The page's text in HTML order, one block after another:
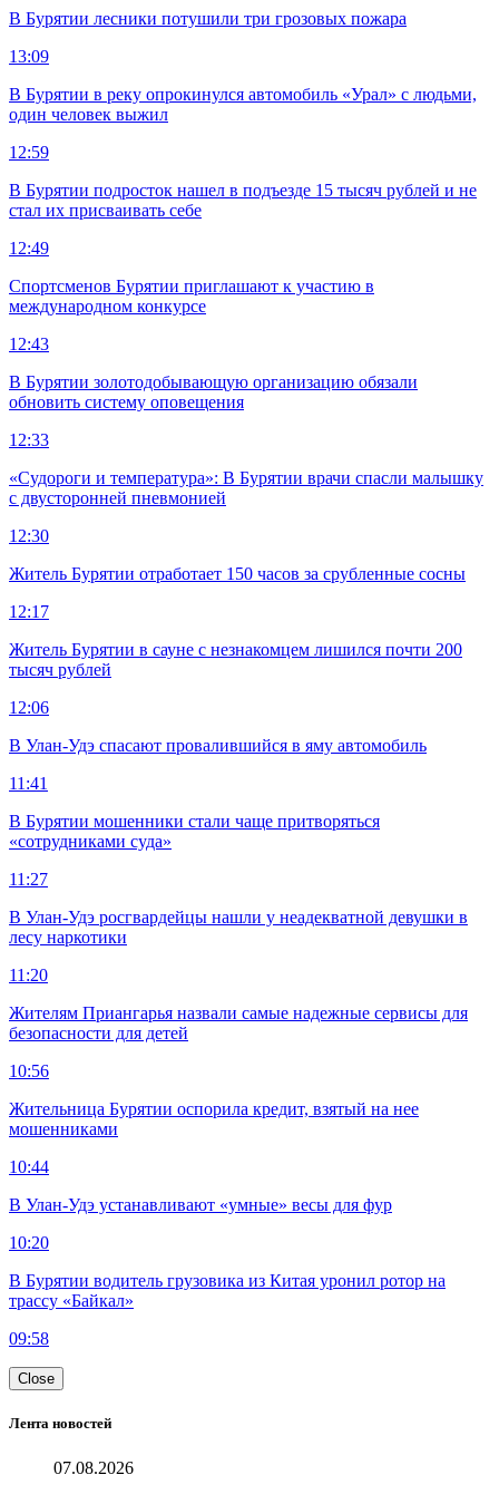
В Бурятии лесники потушили три грозовых пожара
13:09
В Бурятии в реку опрокинулся автомобиль «Урал» с людьми,
один человек выжил
12:59
В Бурятии подросток нашел в подъезде 15 тысяч рублей и не
стал их присваивать себе
12:49
Спортсменов Бурятии приглашают к участию в
международном конкурсе
12:43
В Бурятии золотодобывающую организацию обязали
обновить систему оповещения
12:33
«Судороги и температура»: В Бурятии врачи спасли малышку
с двусторонней пневмонией
12:30
Житель Бурятии отработает 150 часов за срубленные сосны
12:17
Житель Бурятии в сауне с незнакомцем лишился почти 200
тысяч рублей
12:06
В Улан-Удэ спасают провалившийся в яму автомобиль
11:41
В Бурятии мошенники стали чаще притворяться
«сотрудниками суда»
11:27
В Улан-Удэ росгвардейцы нашли у неадекватной девушки в
лесу наркотики
11:20
Жителям Приангарья назвали самые надежные сервисы для
безопасности для детей
10:56
Жительница Бурятии оспорила кредит, взятый на нее
мошенниками
10:44
В Улан-Удэ устанавливают «умные» весы для фур
10:20
В Бурятии водитель грузовика из Китая уронил ротор на
трассу «Байкал»
09:58
Close
Лента новостей
07.08.2026